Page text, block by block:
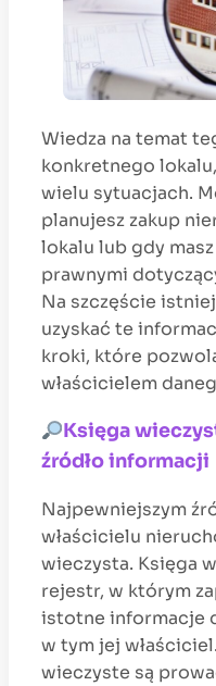
Wiedza na temat
konkretnego
wielu sytuacjach.
planujesz zakup
lokalu lub gdy
prawnymi
Na szczęście
uzyskać te
kroki, które
właścicielem
Księga
źródło informacji
Najpewniejszym
właścicielu
wieczysta. Księga
rejestr, w którym
istotne informacje
w tym jej
wieczyste są